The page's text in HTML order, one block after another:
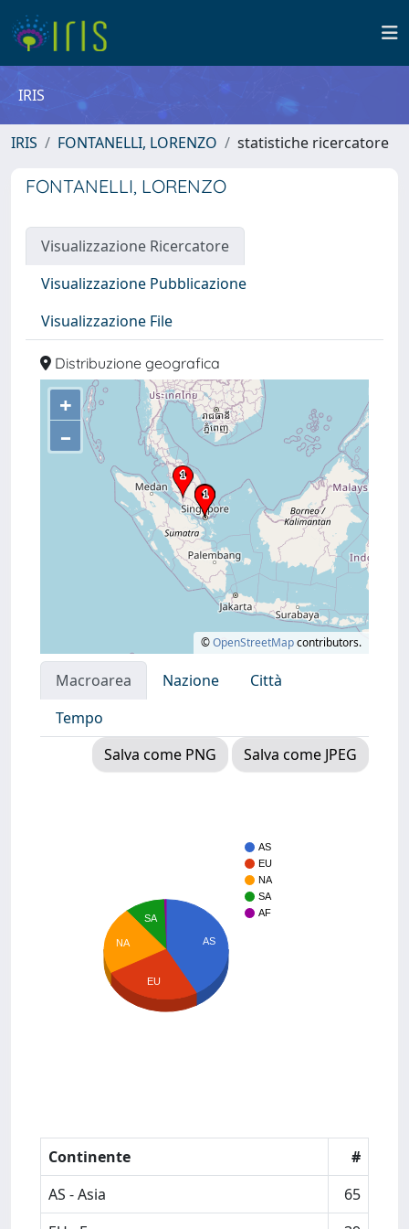
IRIS
IRIS FONTANELLI, LORENZO statistiche ricercatore
FONTANELLI, LORENZO
Visualizzazione Ricercatore
Visualizzazione Pubblicazione
Visualizzazione File
Distribuzione geografica
+
–
©OpenStreetMapcontributors.
Macroarea Nazione
Città
Tempo
Salva come PNG
Salva come JPEG
AS
EU
NA
SA
AF
AS
SA
NA
EU
Continente
#
AS - Asia
65